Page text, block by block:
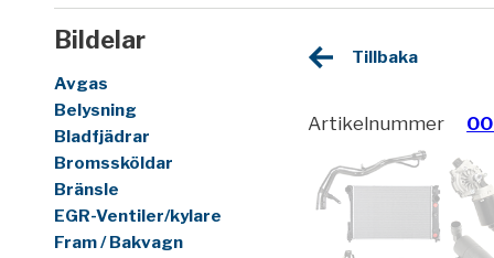
Bildelar
Avgas
Belysning
Bladfjädrar
Bromssköldar
Bränsle
EGR-Ventiler/kylare
Fram / Bakvagn
Tillbaka
Artikelnummer